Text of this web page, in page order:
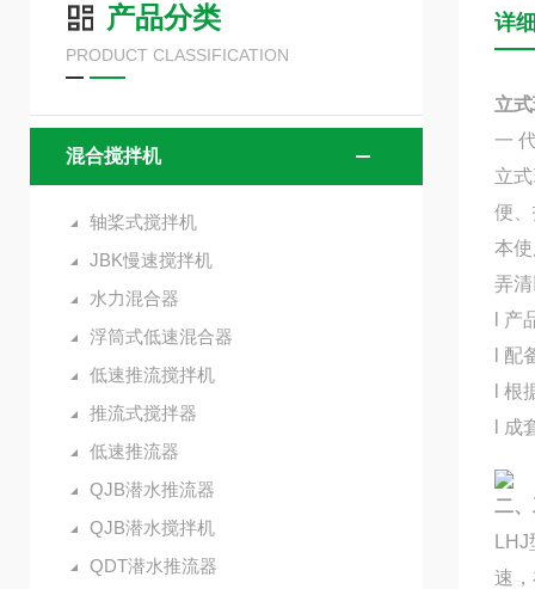
产品分类
PRODUCT CLASSIFICATION
混合搅拌机
轴桨式搅拌机
JBK慢速搅拌机
水力混合器
浮筒式低速混合器
低速推流搅拌机
推流式搅拌器
低速推流器
QJB潜水推流器
QJB潜水搅拌机
QDT潜水推流器
详
立
一
立
便
本
弄
l
l
l
l
二
速